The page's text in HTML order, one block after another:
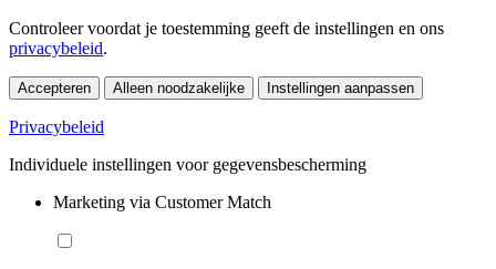
Controleer voordat je toestemming geeft de instellingen en ons
privacybeleid.
Accepteren Alleen noodzakelijke Instellingen aanpassen
Privacybeleid
Individuele instellingen voor gegevensbescherming
Marketing via Customer Match